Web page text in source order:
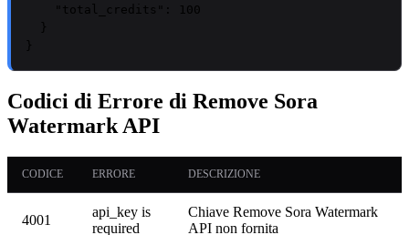
"total_credits" :
100
}
Codici di Errore di Remove Sora
Watermark API
CODICE ERRORE DESCRIZIONE
4001
api_key is
required
Chiave Remove Sora Watermark
API non fornita